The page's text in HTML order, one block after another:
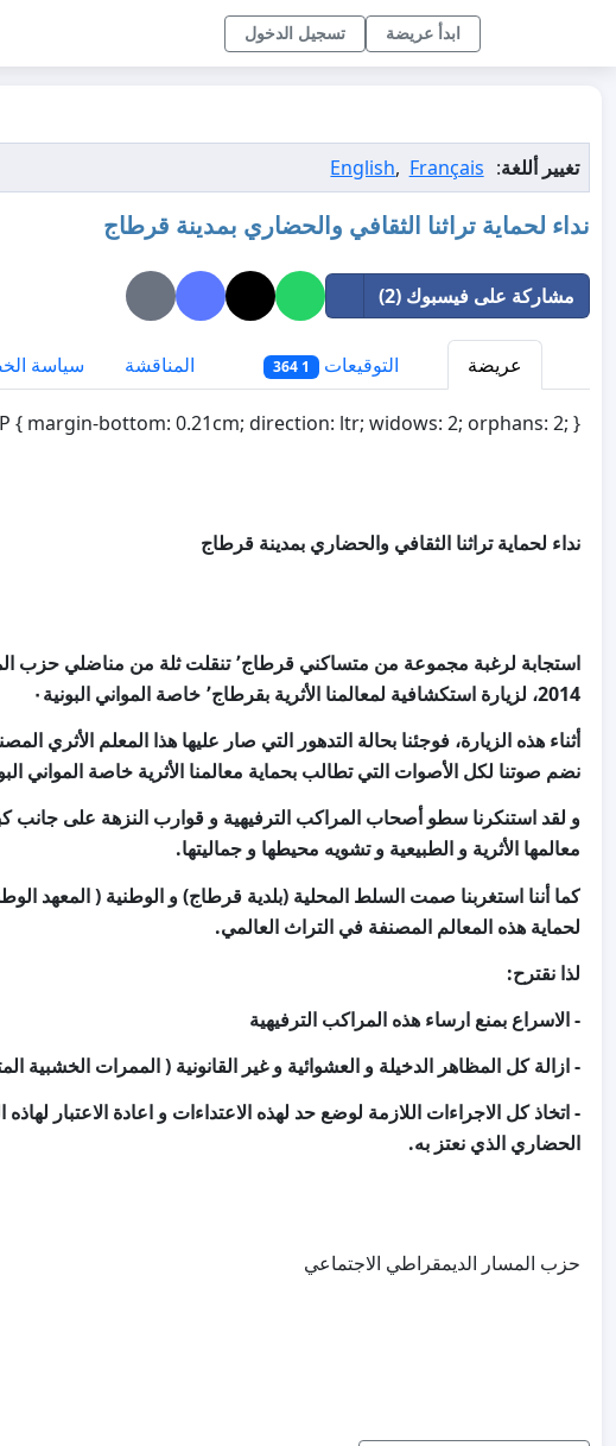
تسجيل الدخول ابدأ عريضة
تغيير أللغة:
English, Français
نداء لحماية تراثنا الثقافي والحضاري بمدينة قرطاج
مشاركة على فيسبوك (2)
عريضة التوقيعات 1 364 المناقشة سياسة
P { margin-bottom: 0.21cm; direction: ltr; widows: 2; orphans: 2; }
نداء لحماية تراثنا الثقافي والحضاري بمدينة قرطاج
استجابة لرغبة مجموعة من متساكني قرطاج٬ تنقلت ثلة من مناضلي حزب المسار فرع الضاحية الشمالية، يوم الأحد
2014، لزيارة استكشافية لمعالمنا الأثرية بقرطاج٬ خاصة المواني البونية٠
أثناء هذه الزيارة، فوجئنا بحالة التدهور التي صار عليها هذا المعلم الأثري
نضم صوتنا لكل الأصوات التي تطالب بحماية معالمنا الأثرية خاصة المواني
و لقد استنكرنا سطو أصحاب المراكب الترفيهية و قوارب النزهة على جانب
معالمها الأثرية و الطبيعية و تشويه محيطها و جماليتها.
كما أننا استغربنا صمت السلط المحلية (بلدية قرطاج) و الوطنية ( المعهد
لحماية هذه المعالم المصنفة في التراث العالمي.
لذا نقترح:
- الاسراع بمنع ارساء هذه المراكب الترفيهية
- ازالة كل المظاهر الدخيلة و العشوائية و غير القانونية ( الممرات الخشبية
- اتخاذ كل الاجراءات اللازمة لوضع حد لهذه الاعتداءات و اعادة الاعتبار
الحضاري الذي نعتز به.
حزب المسار الديمقراطي الاجتماعي